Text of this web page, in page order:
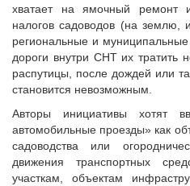
Семинары Совета
Издания Совета
Вопрос-ответ
ВАРМСУ
НАСЕЛЕНИЕ И МСУ
Новости ТОС
Лучшие практики ТОС
хватает на ямочный ремонт
налогов садоводов (на землю,
региональные и
дороги внутри СНТ их тратить
распутицы, после дождей или
становится невозможным.
Авторы инициативы хотят
автомобильные проезды» как
садоводства или
движения транспортных
участкам, объектам